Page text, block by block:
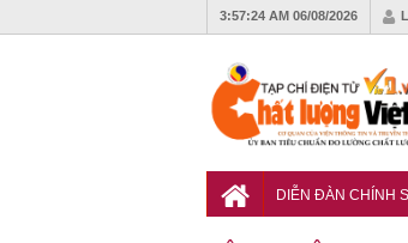
3:57:25 AM 06/08/2026
DIỄN ĐÀN CHÍNH